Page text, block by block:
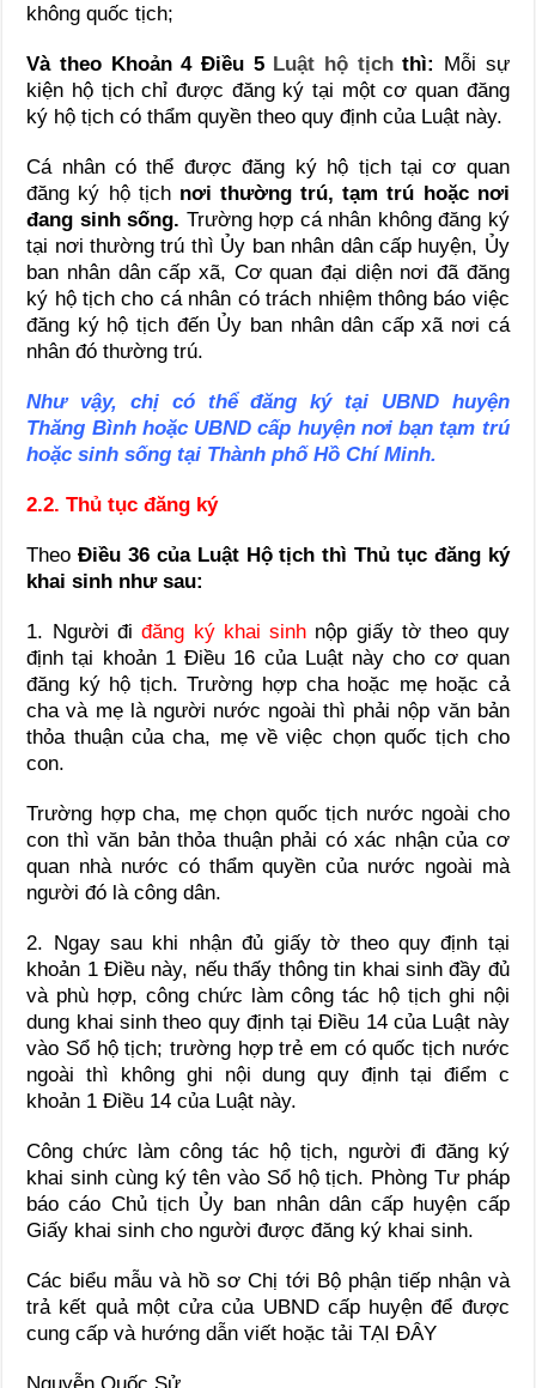
không quốc tịch;
Và theo Khoản 4 Điều 5 Luật hộ tịchthì: Mỗi sự
kiện hộ tịch chỉ được đăng ký tại một cơ quan đăng
ký hộ tịch có thẩm quyền theo quy định của Luật này.
Cá nhân có thể được đăng ký hộ tịch tại cơ quan
đăng ký hộ tịch nơi thường trú, tạm trú hoặc nơi
đang sinh sống. Trường hợp cá nhân không đăng ký
tại nơi thường trú thì Ủy ban nhân dân cấp huyện, Ủy
ban nhân dân cấp xã, Cơ quan đại diện nơi đã đăng
ký hộ tịch cho cá nhân có trách nhiệm thông báo việc
đăng ký hộ tịch đến Ủy ban nhân dân cấp xã nơi cá
nhân đó thường trú.
Như vậy, chị có thể đăng ký tại UBND huyện
Thăng Bình hoặc UBND cấp huyện nơi bạn tạm trú
hoặc sinh sống tại Thành phố Hồ Chí Minh.
2.2. Thủ tục đăng ký
TheoĐiều 36 của Luật Hộ tịch thì Thủ tục đăng ký
khai sinh như sau:
1. Người điđăng ký khai sinh nộp giấy tờ theo quy
định tại khoản 1 Điều 16 của Luật này cho cơ quan
đăng ký hộ tịch. Trường hợp cha hoặc mẹ hoặc cả
cha và mẹ là người nước ngoài thì phải nộp văn bản
thỏa thuận của cha, mẹ về việc chọn quốc tịch cho
con.
Trường hợp cha, mẹ chọn quốc tịch nước ngoài cho
con thì văn bản thỏa thuận phải có xác nhận của cơ
quan nhà nước có thẩm quyền của nước ngoài mà
người đó là công dân.
2. Ngay sau khi nhận đủ giấy tờ theo quy định tại
khoản 1 Điều này, nếu thấy thông tin khai sinh đầy đủ
và phù hợp, công chức làm công tác hộ tịch ghi nội
dung khai sinh theo quy định tại Điều 14 của Luật này
vào Sổ hộ tịch; trường hợp trẻ em có quốc tịch nước
ngoài thì không ghi nội dung quy định tại điểm c
khoản 1 Điều 14 của Luật này.
Công chức làm công tác hộ tịch, người đi đăng ký
khai sinh cùng ký tên vào Sổ hộ tịch. Phòng Tư pháp
báo cáo Chủ tịch Ủy ban nhân dân cấp huyện cấp
Giấy khai sinh cho người được đăng ký khai sinh.
Các biểu mẫu và hồ sơ Chị tới Bộ phận tiếp nhận và
trả kết quả một cửa của UBND cấp huyện để được
cung cấp và hướng dẫn viết hoặc tải TẠI ĐÂY